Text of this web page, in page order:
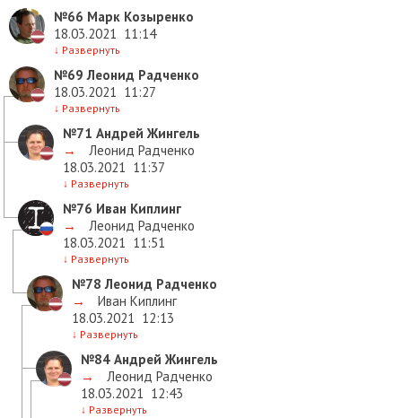
№66 Марк Козыренко
18.03.2021 11:14
↓ Развернуть
№69 Леонид Радченко
18.03.2021 11:27
↓ Развернуть
№71 Андрей Жингель
→
Леонид Радченко
18.03.2021 11:37
↓ Развернуть
№76 Иван Киплинг
→
Леонид Радченко
18.03.2021 11:51
↓ Развернуть
№78 Леонид Радченко
→
Иван Киплинг
18.03.2021 12:13
↓ Развернуть
№84 Андрей Жингель
→
Леонид Радченко
18.03.2021 12:43
↓ Развернуть